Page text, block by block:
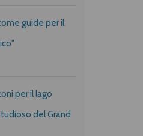
guide per il
per il lago
del Grand